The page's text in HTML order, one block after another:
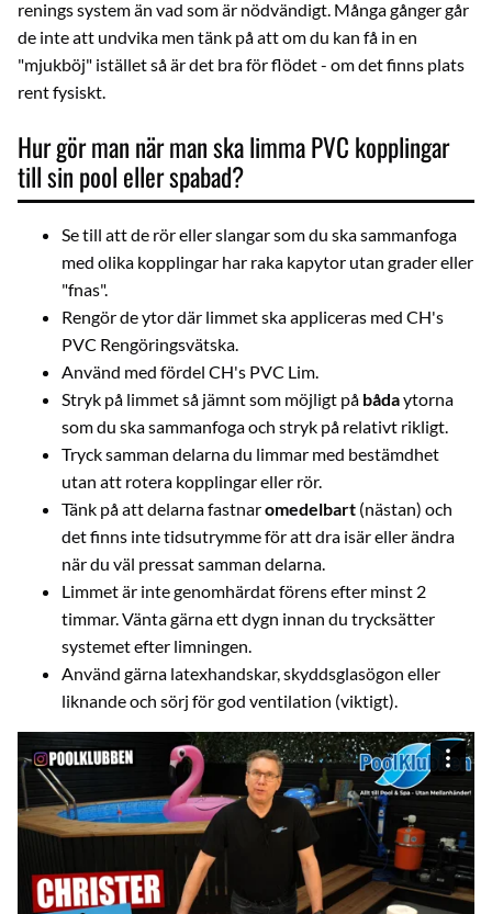
renings system än vad som är nödvändigt. Många gånger går
de inte att undvika men tänk på att om du kan få in en
"mjukböj" istället så är det bra för flödet - om det finns plats
rent fysiskt.
Hur gör man när man ska limma PVC kopplingar
till sin pool eller spabad?
Se till att de rör eller slangar som du ska sammanfoga
med olika kopplingar har raka kapytor utan grader eller
"fnas".
Rengör de ytor där limmet ska appliceras med CH's
PVC Rengöringsvätska
Använd med fördel CH's PVC Lim
Stryk på limmet så jämnt som möjligt på bådaytorna
som du ska sammanfoga och stryk på relativt rikligt.
Tryck samman delarna du limmar med bestämdhet
utan att rotera kopplingar eller rör.
Tänk på att delarna fastnaromedelbart (nästan) och
det finns inte tidsutrymme för att dra isär eller ändra
när du väl pressat samman delarna.
Limmet är inte genomhärdat förens efter minst 2
timmar. Vänta gärna ett dygn innan du trycksätter
systemet efter limningen.
Använd gärna latexhandskar, skyddsglasögon eller
liknande och sörj för god ventilation (viktigt).